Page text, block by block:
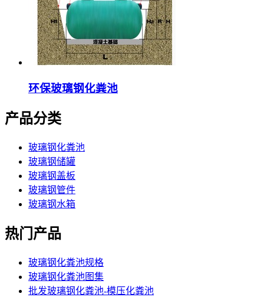
环保玻璃钢化粪池
产品分类
玻璃钢化粪池
玻璃钢储罐
玻璃钢盖板
玻璃钢管件
玻璃钢水箱
热门产品
玻璃钢化粪池规格
玻璃钢化粪池图集
批发玻璃钢化粪池-模压化粪池